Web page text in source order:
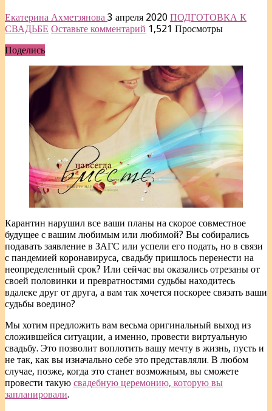
Екатерина Ахметзянова 3 апреля 2020 ПОДГОТОВКА К
СВАДЬБЕ Оставьте комментарий 1,521 Просмотры
Поделись
Карантин нарушил все ваши планы на скорое совместное
будущее с вашим любимым или любимой? Вы собирались
подавать заявление в ЗАГС или успели его подать, но в связи
с пандемией коронавируса, свадьбу пришлось перенести на
неопределенный срок? Или сейчас вы оказались отрезаны от
своей половинки и превратностями судьбы находитесь
вдалеке друг от друга, а вам так хочется поскорее связать ваши
судьбы воедино?
Мы хотим предложить вам весьма оригинальный выход из
сложившейся ситуации, а именно, провести виртуальную
свадьбу. Это позволит воплотить вашу мечту в жизнь, пусть и
не так, как вы изначально себе это представляли. В любом
случае, позже, когда это станет возможным, вы сможете
провести такую свадебную церемонию, которую вы
запланировали.